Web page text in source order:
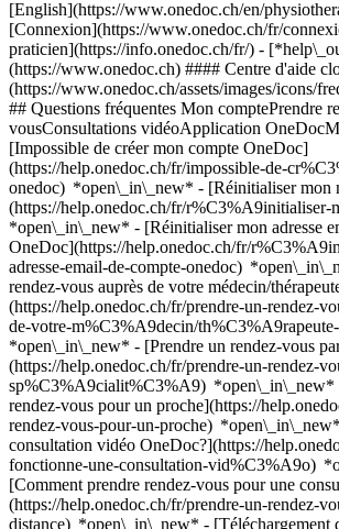
[English](https://www.onedoc.ch/en/
[Connexion](https://www.onedoc.ch/fr/
praticien](https://info.onedoc.ch/fr/) -
(https://www.onedoc.ch) #### Centre d'aide
(https://www.onedoc.ch/assets/images/icons/
## Questions fréquentes Mon comptePrendre
vousConsultations vidéoApplication
[Impossible de créer mon compte OneDoc]
(https://help.onedoc.ch/fr/impossible-de-
onedoc) *open\_in\_new* - [Réinitialiser mon
(https://help.onedoc.ch/fr/r%C3%A9initialiser-
*open\_in\_new* - [Réinitialiser mon adresse
OneDoc](https://help.onedoc.ch/fr/
adresse-email-de-compte-onedoc)
rendez-vous auprès de votre médecin/
(https://help.onedoc.ch/fr/prendre-un-rendez-
de-votre-m%C3%A9decin/
*open\_in\_new* - [Prendre un rendez-vous
(https://help.onedoc.ch/fr/prendre-un-rendez-
sp%C3%A9cialit%C3%A9) *open\_in\_new*
rendez-vous pour un proche](https://
rendez-vous-pour-un-proche) *open\_in\_new*
consultation vidéo OneDoc?](https://
fonctionne-une-consultation-vid%C3%A9o)
[Comment prendre rendez-vous pour une
(https://help.onedoc.ch/fr/prendre-un-rendez-
distance) *open\_in\_new* - [Téléchargement